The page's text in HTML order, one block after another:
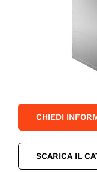
CHIEDI
SCARICA IL